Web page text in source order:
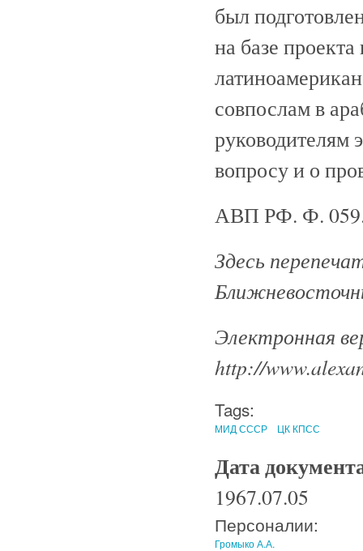
был
на базе
совпослам в
руководителям
вопросу и о
АВП РФ. Ф.
Здесь
Электронная
http://
Tags:
МИД СССР ЦК КПСС
Дата
1967.07.05
Персоналии:
Громыко А.А.